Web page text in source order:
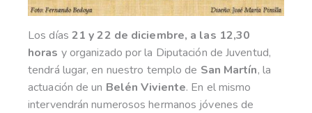
Los días 21 y 22 de diciembre, a las 12,30
horas y organizado por la Diputación de Juventud,
tendrá lugar, en nuestro templo de San Martín, la
actuación de un Belén Viviente. En el mismo
intervendrán numerosos hermanos jóvenes de